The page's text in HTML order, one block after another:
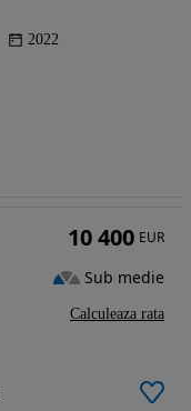
2022
10 400 EUR
Sub medie
Calculeaza rata